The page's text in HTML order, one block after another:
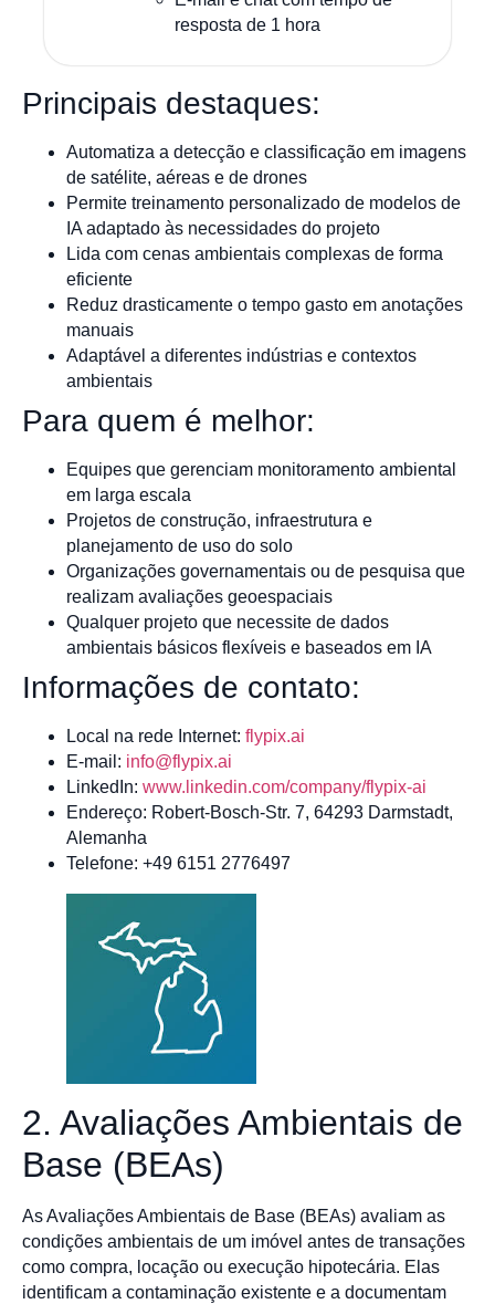
resposta de 1 hora
Principais destaques:
Automatiza a detecção e classificação em imagens
de satélite, aéreas e de drones
Permite treinamento personalizado de modelos de
IA adaptado às necessidades do projeto
Lida com cenas ambientais complexas de forma
eficiente
Reduz drasticamente o tempo gasto em anotações
manuais
Adaptável a diferentes indústrias e contextos
ambientais
Para quem é melhor:
Equipes que gerenciam monitoramento ambiental
em larga escala
Projetos de construção, infraestrutura e
planejamento de uso do solo
Organizações governamentais ou de pesquisa que
realizam avaliações geoespaciais
Qualquer projeto que necessite de dados
ambientais básicos flexíveis e baseados em IA
Informações de contato:
Local na rede Internet: flypix.ai
E-mail: info@flypix.ai
LinkedIn: www.linkedin.com/company/flypix-ai
Endereço: Robert-Bosch-Str. 7, 64293 Darmstadt,
Alemanha
Telefone: +49 6151 2776497
2. Avaliações Ambientais de
Base (BEAs)
As Avaliações Ambientais de Base (BEAs) avaliam as
condições ambientais de um imóvel antes de transações
como compra, locação ou execução hipotecária. Elas
identificam a contaminação existente e a documentam